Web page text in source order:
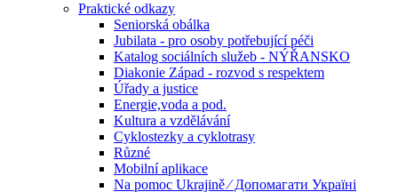
Praktické odkazy
Seniorská obálka
Jubilata - pro osoby potřebující péči
Katalog sociálních služeb - NÝŘANSKO
Diakonie Západ - rozvod s respektem
Úřady a justice
Energie,voda a pod.
Kultura a vzdělávání
Cyklostezky a cyklotrasy
Různé
Mobilní aplikace
Na pomoc Ukrajině ⁄ Допомагати Україні